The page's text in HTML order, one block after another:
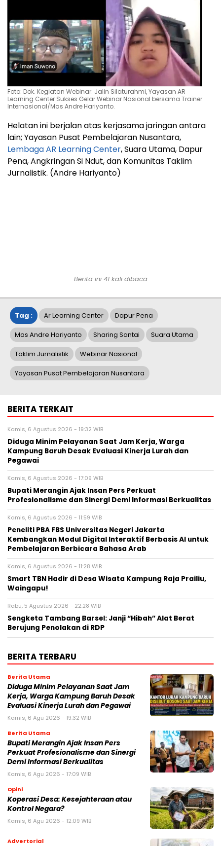
Foto: Dok. Kegiatan Webinar. Jalin Silaturahmi, Yayasan AR
Learning Center Sukses Gelar Webinar Nasional bersama Trainer
Internasional/Mas Andre Hariyanto.
Helatan ini berjalan atas kerjasama jaringan antara
lain; Yayasan Pusat Pembelajaran Nusantara,
Lembaga AR Learning Center, Suara Utama, Dapur
Pena, Angkringan Si Ndut, dan Komunitas Taklim
Jurnalistik. (Andre Hariyanto)
Berita ini 41kali dibaca
Tag : Ar Learning Center Dapur Pena
Mas Andre Hariyanto Sharing Santai Suara Utama
Taklim Jurnalistik Webinar Nasional
Yayasan Pusat Pembelajaran Nusantara
BERITA TERKAIT
Kamis, 6 Agustus 2026 - 19:32 WIB
Diduga Minim Pelayanan Saat Jam Kerja, Warga
Kampung Baruh Desak Evaluasi Kinerja Lurah dan
Pegawai
Kamis, 6 Agustus 2026 - 17:09 WIB
Bupati Merangin Ajak Insan Pers Perkuat
Profesionalisme dan Sinergi Demi Informasi Berkualitas
Kamis, 6 Agustus 2026 - 11:59 WIB
Peneliti PBA FBS Universitas Negeri Jakarta
Kembangkan Modul Digital Interaktif Berbasis AI untuk
Pembelajaran Berbicara Bahasa Arab
Kamis, 6 Agustus 2026 - 11:28 WIB
Smart TBN Hadir di Desa Wisata Kampung Raja Prailiu,
Waingapu!
Rabu, 5 Agustus 2026 - 22:28 WIB
Sengketa Tambang Barsel: Janji “Hibah” Alat Berat
Berujung Penolakan di RDP
BERITA TERBARU
Berita Utama
Diduga Minim Pelayanan Saat Jam
Kerja, Warga Kampung Baruh Desak
Evaluasi Kinerja Lurah dan Pegawai
Kamis, 6 Agu 2026 - 19:32 WIB
Berita Utama
Bupati Merangin Ajak Insan Pers
Perkuat Profesionalisme dan Sinergi
Demi Informasi Berkualitas
Kamis, 6 Agu 2026 - 17:09 WIB
Opini
Koperasi Desa: Kesejahteraan atau
Kontrol Negara?
Kamis, 6 Agu 2026 - 12:09 WIB
Advertorial